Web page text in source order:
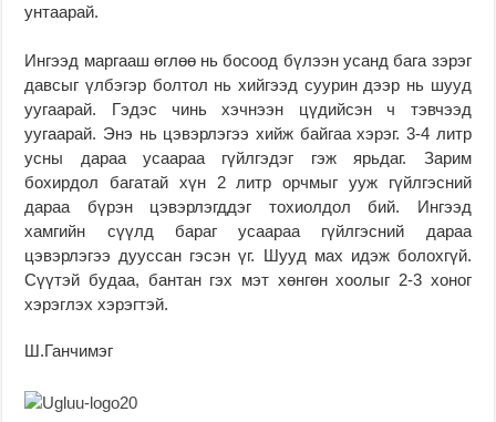
унтаарай.
Ингээд маргааш өглөө нь босоод бүлээн усанд бага зэрэг
давсыг үлбэгэр болтол нь хийгээд суурин дээр нь шууд
уугаарай. Гэдэс чинь хэчнээн цүдийсэн ч тэвчээд
уугаарай. Энэ нь цэвэрлэгээ хийж байгаа хэрэг. 3-4 литр
усны дараа усаараа гүйлгэдэг гэж ярьдаг. Зарим
бохирдол багатай хүн 2 литр орчмыг ууж гүйлгэсний
дараа бүрэн цэвэрлэгддэг тохиолдол бий. Ингээд
хамгийн сүүлд бараг усаараа гүйлгэсний дараа
цэвэрлэгээ дууссан гэсэн үг. Шууд мах идэж болохгүй.
Сүүтэй будаа, бантан гэх мэт хөнгөн хоолыг 2-3 хоног
хэрэглэх хэрэгтэй.
Ш.Ганчимэг